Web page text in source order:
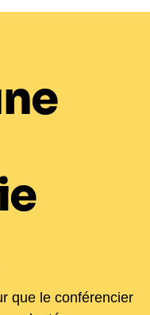
que le conférencier